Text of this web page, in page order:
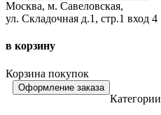
Москва, м. Савеловская,
ул. Складочная д.1, стр.1 вход 4
в корзину
Корзина покупок
Оформление заказа
Категории